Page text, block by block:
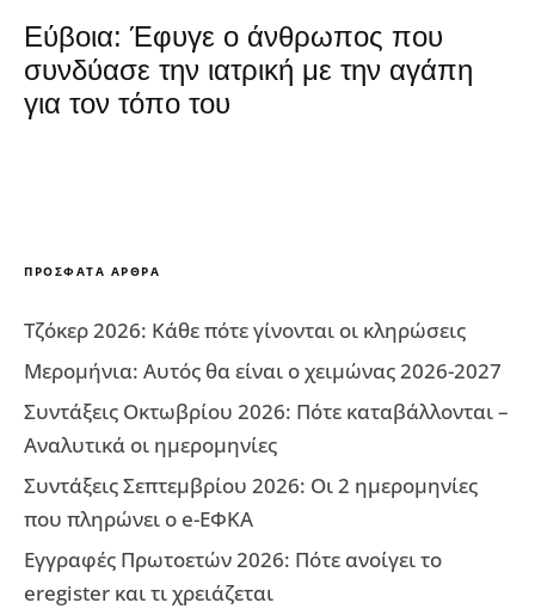
Εύβοια: Έφυγε ο άνθρωπος που
συνδύασε την ιατρική με την αγάπη
για τον τόπο του
ΠΡΌΣΦΑΤΑ ΆΡΘΡΑ
Τζόκερ 2026: Κάθε πότε γίνονται οι κληρώσεις
Μερομήνια: Αυτός θα είναι ο χειμώνας 2026-2027
Συντάξεις Οκτωβρίου 2026: Πότε καταβάλλονται –
Αναλυτικά οι ημερομηνίες
Συντάξεις Σεπτεμβρίου 2026: Οι 2 ημερομηνίες
που πληρώνει ο e-ΕΦΚΑ
Εγγραφές Πρωτοετών 2026: Πότε ανοίγει το
eregister και τι χρειάζεται